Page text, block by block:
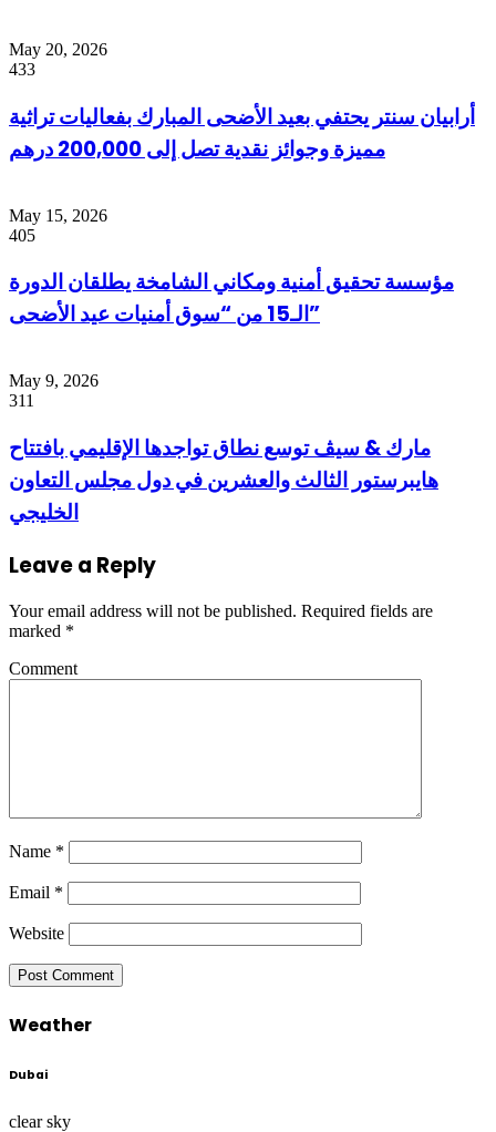
May 20, 2026
433
أرابيان سنتر يحتفي بعيد الأضحى المبارك بفعاليات تراثية
مميزة وجوائز نقدية تصل إلى 200,000 درهم
May 15, 2026
405
مؤسسة تحقيق أمنية ومكاني الشامخة يطلقان الدورة
الـ15 من “سوق أمنيات عيد الأضحى”
May 9, 2026
311
مارك & سيڤ توسع نطاق تواجدها الإقليمي بافتتاح
هايبرستور الثالث والعشرين في دول مجلس التعاون
الخليجي
Leave a Reply
Your email address will not be published. Required fields are
marked *
Comment
Name *
Email *
Website
Weather
Dubai
clear sky